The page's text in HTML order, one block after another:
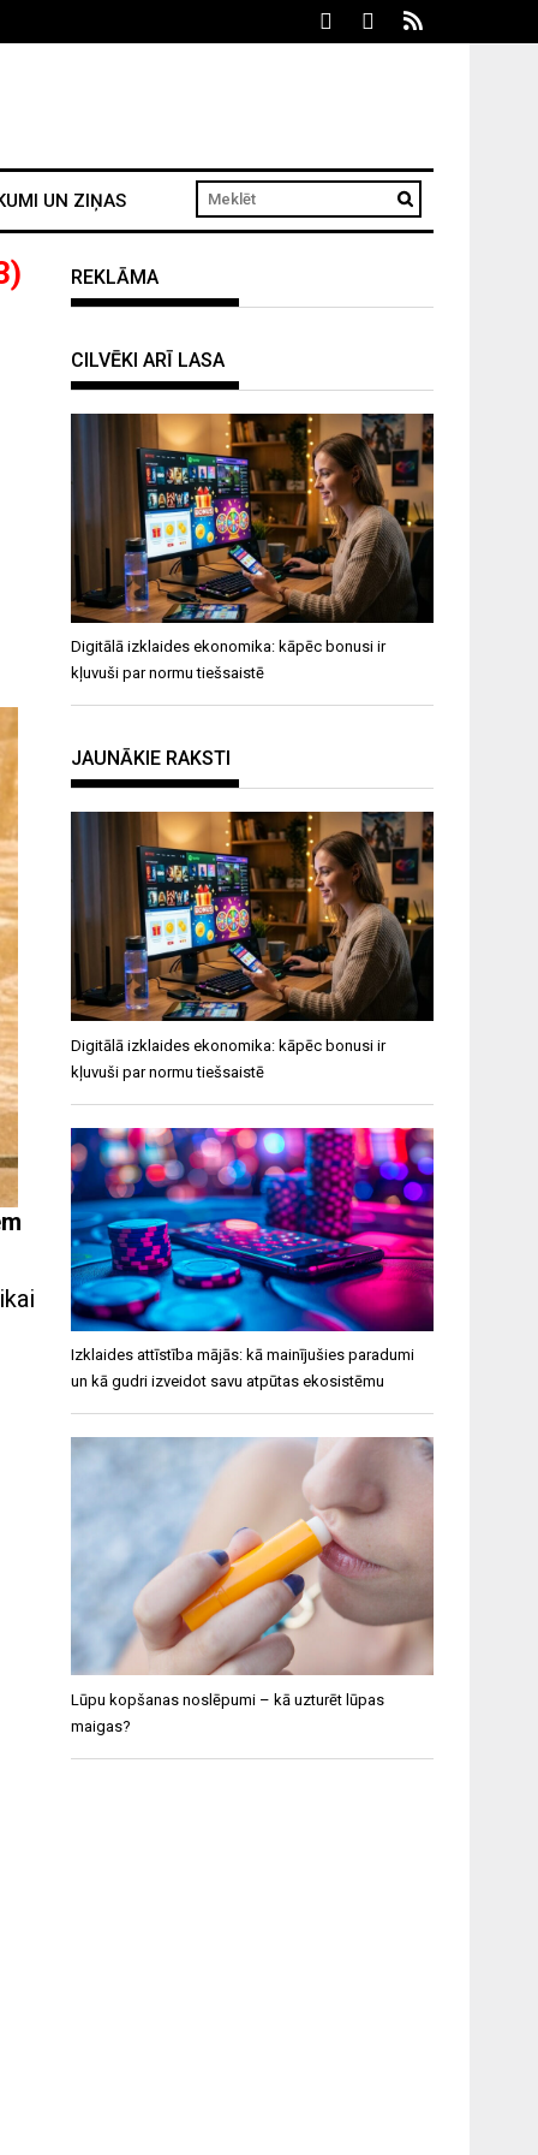
UN ZIŅAS
REKLĀMA
CILVĒKI ARĪ LASA
Digitālā izklaides ekonomika: kāpēc bonusi ir
kļuvuši par normu tiešsaistē
JAUNĀKIE RAKSTI
Digitālā izklaides ekonomika: kāpēc bonusi ir
kļuvuši par normu tiešsaistē
Izklaides attīstība mājās: kā mainījušies paradumi
un kā gudri izveidot savu atpūtas ekosistēmu
Lūpu kopšanas noslēpumi – kā uzturēt lūpas
maigas?